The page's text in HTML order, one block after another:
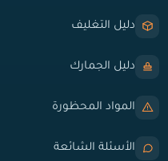
دليل التغليف
دليل الجمارك
المواد المحظورة
الأسئلة الشائعة